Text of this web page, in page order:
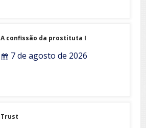
A confissão da prostituta I
7 de agosto de 2026
Trust